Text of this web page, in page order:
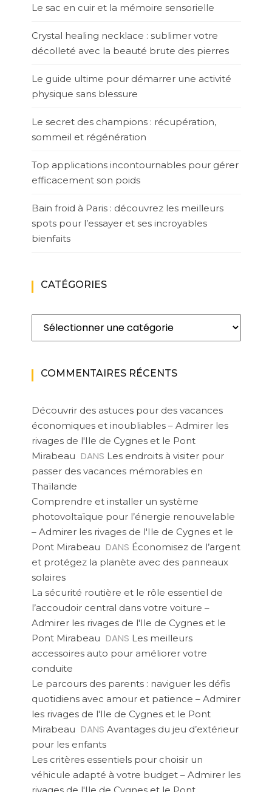
Le sac en cuir et la mémoire sensorielle
Crystal healing necklace : sublimer votre
décolleté avec la beauté brute des pierres
Le guide ultime pour démarrer une activité
physique sans blessure
Le secret des champions : récupération,
sommeil et régénération
Top applications incontournables pour gérer
efficacement son poids
Bain froid à Paris : découvrez les meilleurs
spots pour l’essayer et ses incroyables
bienfaits
CATÉGORIES
Catégories
COMMENTAIRES RÉCENTS
Découvrir des astuces pour des vacances
économiques et inoubliables – Admirer les
rivages de l'Ile de Cygnes et le Pont
Mirabeau DANS Les endroits à visiter pour
passer des vacances mémorables en
Thaïlande
Comprendre et installer un système
photovoltaïque pour l’énergie renouvelable
– Admirer les rivages de l'Ile de Cygnes et le
Pont Mirabeau DANS Économisez de l’argent
et protégez la planète avec des panneaux
solaires
La sécurité routière et le rôle essentiel de
l’accoudoir central dans votre voiture –
Admirer les rivages de l'Ile de Cygnes et le
Pont Mirabeau DANS Les meilleurs
accessoires auto pour améliorer votre
conduite
Le parcours des parents : naviguer les défis
quotidiens avec amour et patience – Admirer
les rivages de l'Ile de Cygnes et le Pont
Mirabeau DANS Avantages du jeu d’extérieur
pour les enfants
Les critères essentiels pour choisir un
véhicule adapté à votre budget – Admirer les